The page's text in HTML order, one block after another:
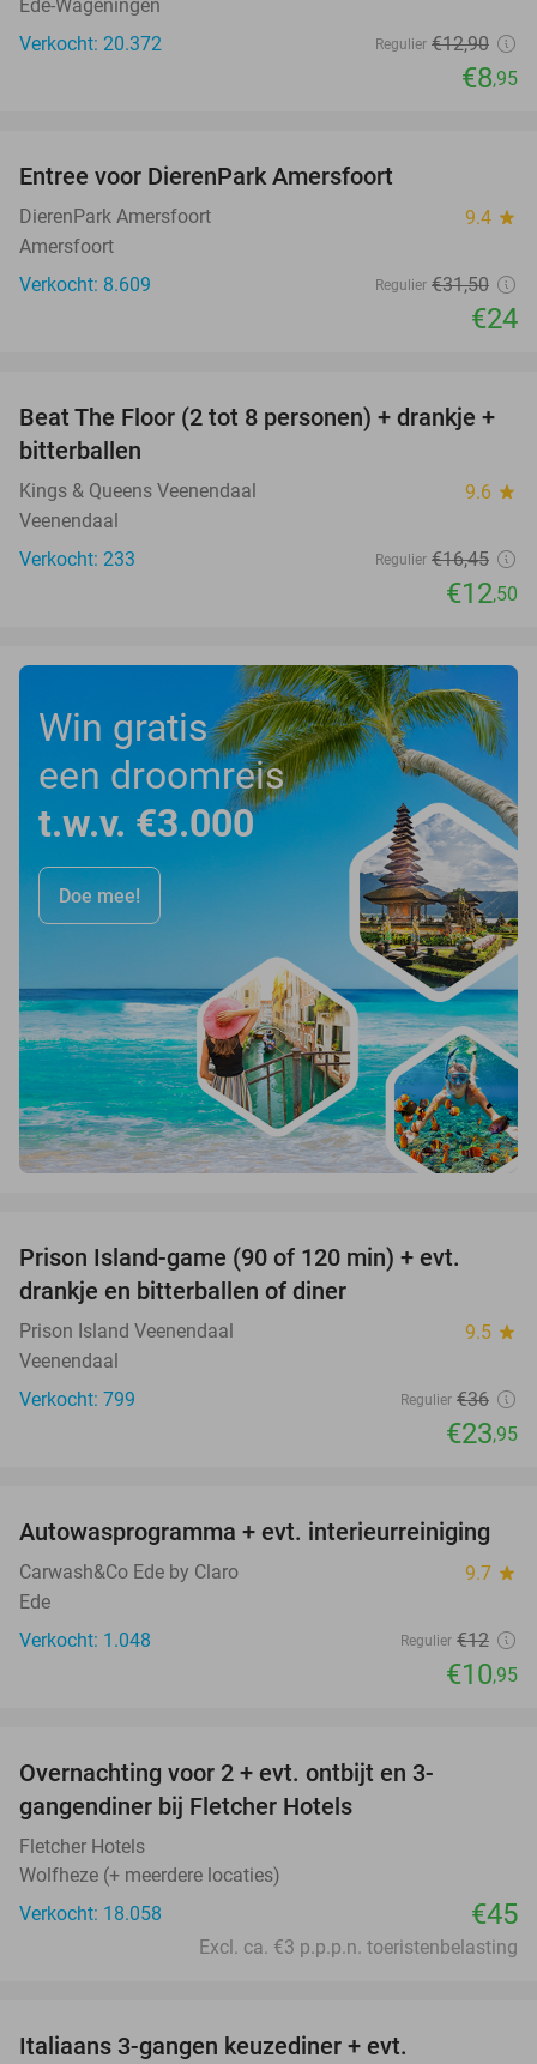
Ede-Wageningen
Verkocht: 20.372
Regulier €12,90
€8,95
Entree voor DierenPark Amersfoort
DierenPark Amersfoort 9.4 star
Amersfoort
Verkocht: 8.609
Regulier €31,50
€24
24%
Beat The Floor (2 tot 8 personen) + drankje +
bitterballen
Kings & Queens Veenendaal 9.6 star
Veenendaal
Verkocht: 233
Regulier €16,45
€12,50
Win gratis
een droomreis
t.w.v. €3.000
Doe mee!
Prison Island-game (90 of 120 min) + evt.
drankje en bitterballen of diner
Prison Island Veenendaal 9.5 star
Veenendaal
Verkocht: 799
Regulier €36
€23,95
9%
Autowasprogramma + evt. interieurreiniging
Carwash&Co Ede by Claro 9.7 star
Ede
Verkocht: 1.048
Regulier €12
€10,95
Overnachting voor 2 + evt. ontbijt en 3-
gangendiner bij Fletcher Hotels
Fletcher Hotels
Wolfheze (+ meerdere locaties)
Verkocht: 18.058
€45
Excl. ca. €3 p.p.p.n. toeristenbelasting
Italiaans 3-gangen keuzediner + evt.